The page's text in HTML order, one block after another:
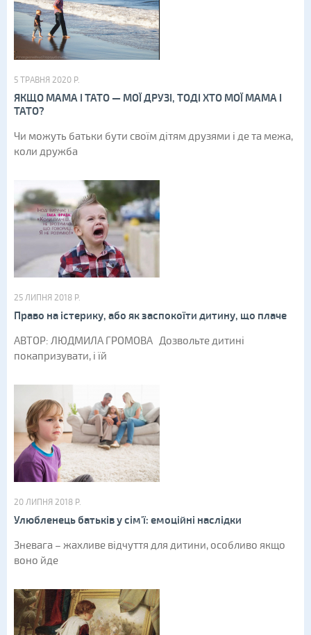
5 ТРАВНЯ 2020 Р.
ЯКЩО МАМА І ТАТО — МОЇ ДРУЗІ, ТОДІ ХТО МОЇ МАМА І
ТАТО?
Чи можуть батьки бути своїм дітям друзями і де та межа,
коли дружба
25 ЛИПНЯ 2018 Р.
Право на істерику, або як заспокоїти дитину, що плаче
АВТОР: ЛЮДМИЛА ГРОМОВА Дозвольте дитині
покапризувати, і їй
20 ЛИПНЯ 2018 Р.
Улюбленець батьків у сім'ї: емоційні наслідки
Зневага – жахливе відчуття для дитини, особливо якщо
воно йде